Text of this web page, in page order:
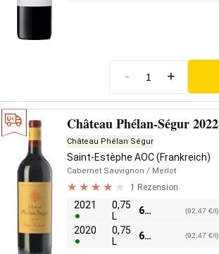
- +
Château Phélan-Ségur 2022
Château Phélan Ségur
Saint-Estèphe AOC (Frankreich)
Cabernet Sauvignon / Merlot
1 Rezension
2021
0,75
L
69,35 (92,47 €/l)
2020
0,75
L
69,35 (92,47 €/l)